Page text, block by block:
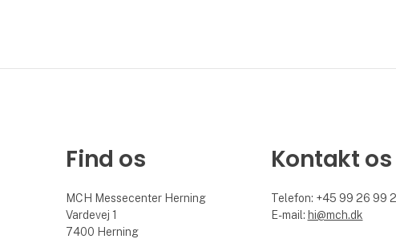
Find os
MCH Messecenter Herning
Vardevej 1
7400 Herning
Kontakt os
Telefon: +45 99 26 99
E-mail: hi@mch.dk